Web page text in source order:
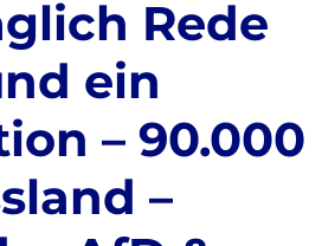
Rede
ein
– 90.000
–